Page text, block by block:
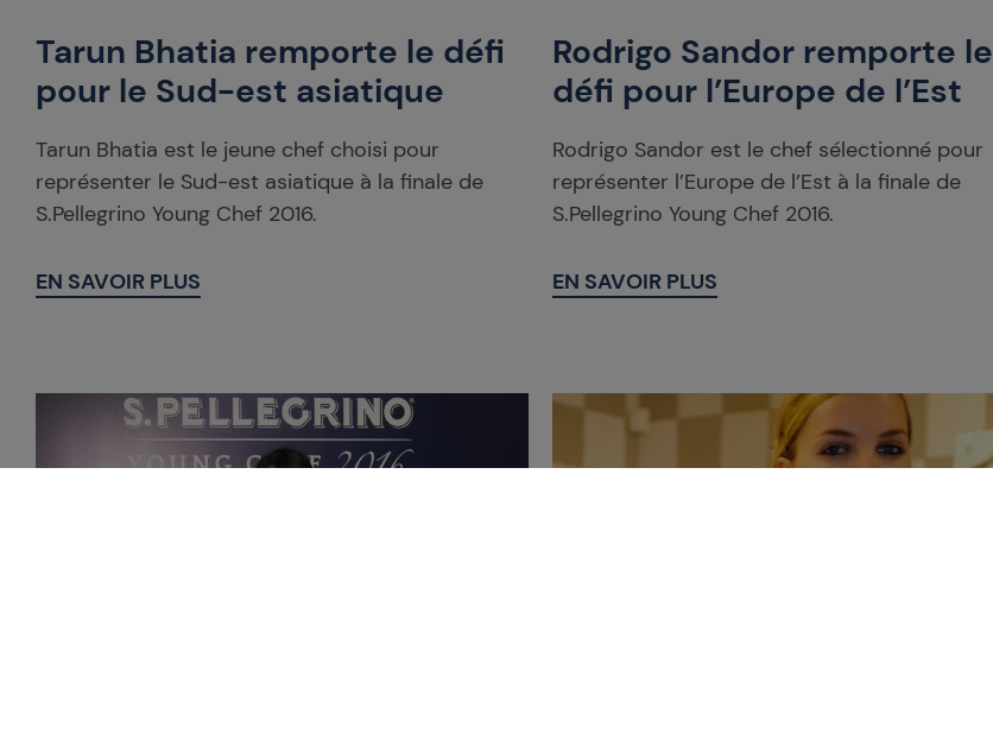
Tarun Bhatia remporte le défi
pour le Sud-est asiatique
Tarun Bhatia est le jeune chef choisi pour
représenter le Sud-est asiatique à la finale de
S.Pellegrino Young Chef 2016.
EN SAVOIR PLUS
Rodrigo Sandor remporte le
défi pour l’Europe de l’Est
Rodrigo Sandor est le chef sélectionné pour
représenter l’Europe de l’Est à la finale de
S.Pellegrino Young Chef 2016.
EN SAVOIR PLUS